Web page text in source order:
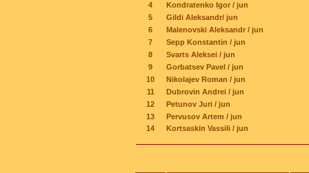
4
Kondratenko Igor / jun
5
Gildi Aleksandr/ jun
6
Malenovski Aleksandr / jun
7
Sepp Konstantin / jun
8
Svarts Aleksei / jun
9
Gorbatsev Pavel / jun
10
Nikolajev Roman / jun
11
Dubrovin Andrei / jun
12
Petunov Juri / jun
13
Pervusov Artem / jun
14
Kortsaskin Vassili / jun